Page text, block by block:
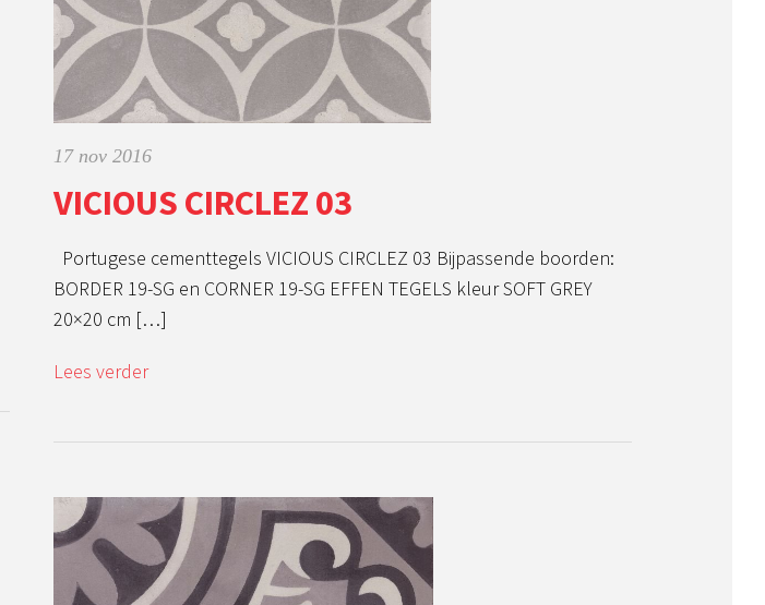
17 nov 2016
VICIOUS CIRCLEZ 03
Portugese cementtegels VICIOUS CIRCLEZ 03 Bijpassende boorden:
BORDER 19-SG en CORNER 19-SG EFFEN TEGELS kleur SOFT GREY
20×20 cm […]
Lees verder